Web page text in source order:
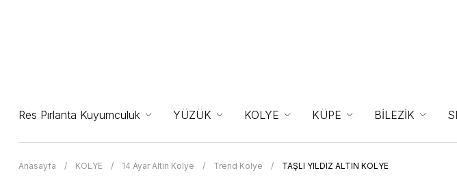
Res Pırlanta Kuyumculuk YÜZÜK KOLYE KÜPE BİLEZİK
Anasayfa KOLYE 14 Ayar Altın Kolye Trend Kolye TAŞLI YILDIZ ALTIN KOLYE